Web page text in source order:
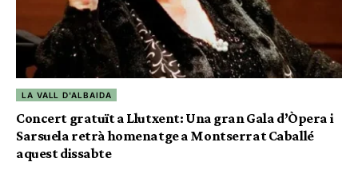
LA VALL D'ALBAIDA
Concert gratuït a Llutxent: Una gran Gala d’Òpera i
Sarsuela retrà homenatge a Montserrat Caballé
aquest dissabte